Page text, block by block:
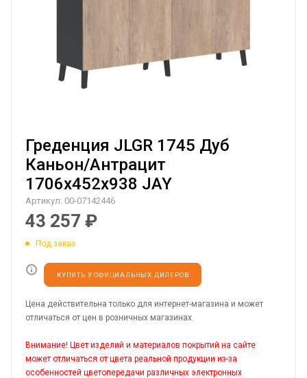
Греденция JLGR 1745 Дуб
Каньон/Антрацит
1706х452х938 JAY
Артикул: 00-07142446
43 257 ₽
Под заказ
КУПИТЬ У ОФИЦИАЛЬНЫХ ДИЛЕРОВ
Цена действительна только для интернет-магазина и может
отличаться от цен в розничных магазинах.
Внимание! Цвет изделий и материалов покрытий на сайте
может отличаться от цвета реальной продукции из-за
особенностей цветопередачи различных электронных